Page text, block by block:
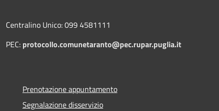
Centralino Unico: 099 4581111
PEC: protocollo.comunetaranto@pec.rupar.puglia.it
Prenotazione appuntamento
Segnalazione disservizio